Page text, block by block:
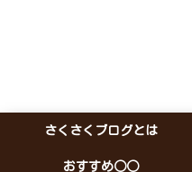
さくさくブログとは
おすすめ○○